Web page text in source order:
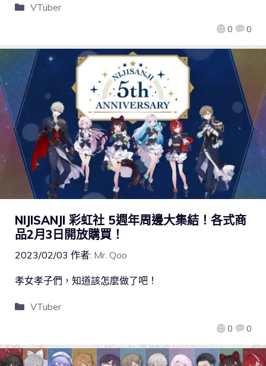
0 0
VTuber
NIJISANJI 彩虹社 5週年周邊大集結！各式商
品2月3日開放購買！
2023/02/03 作者: Mr. Qoo
0 0
孝女孝子們，知道該怎麼做了吧！
VTuber